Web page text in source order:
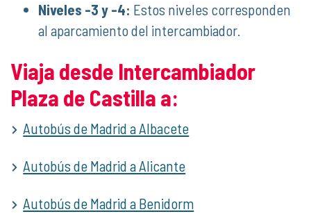
Niveles -3 y -4: Estos niveles corresponden
al aparcamiento del intercambiador.
Viaja desde Intercambiador
Plaza de Castilla a:
Autobús de Madrid a Albacete
Autobús de Madrid a Alicante
Autobús de Madrid a Benidorm